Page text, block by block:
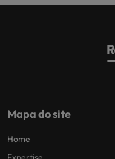
Mapa do site
Home